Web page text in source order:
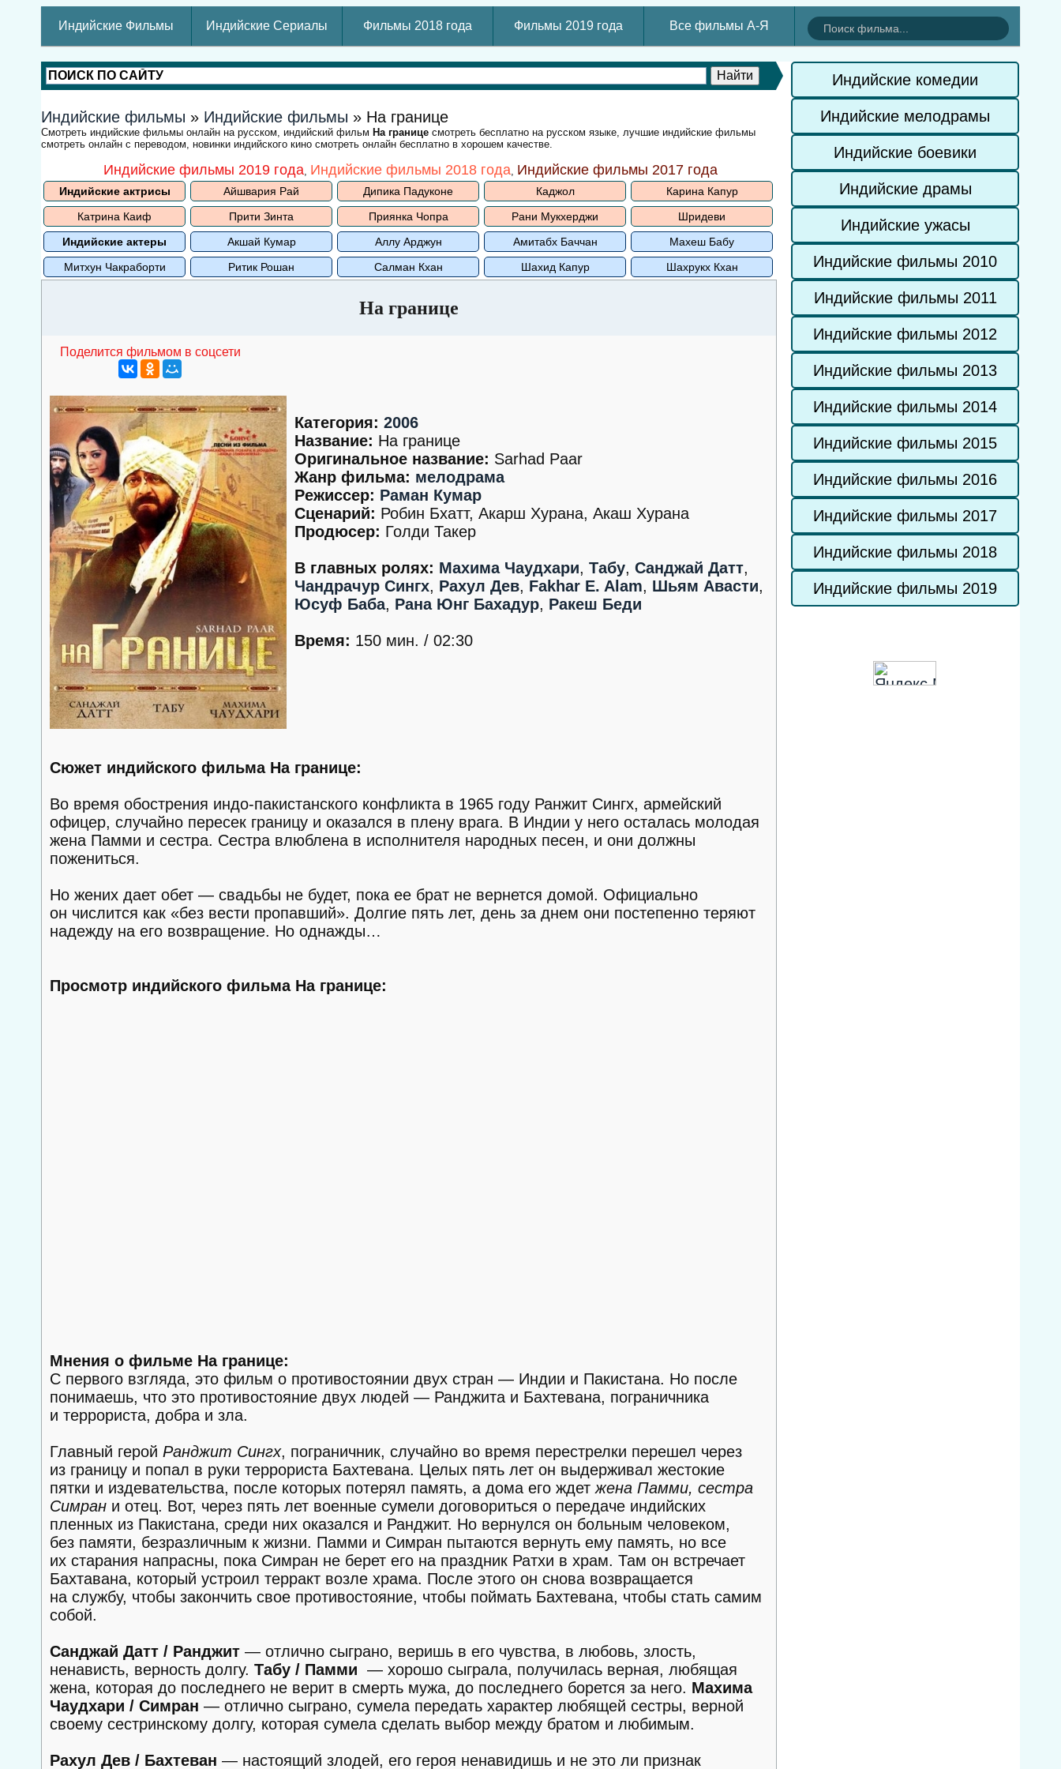
Индийские Фильмы Индийские Сериалы Фильмы 2018 года Фильмы 2019 года Все фильмы А-Я
Индийские фильмы » Индийские фильмы » На границе
Смотреть индийские фильмы онлайн на русском, индийский фильм На границе смотреть бесплатно на русском языке, лучшие индийские фильмы
смотреть онлайн с переводом, новинки индийского кино смотреть онлайн бесплатно в хорошем качестве.
Индийские фильмы 2019 года, Индийские фильмы 2018 года, Индийские фильмы 2017 года
Индийские актрисы Айшвария Рай Дипика Падуконе Каджол
Карина Капур
Катрина Каиф
Прити Зинта Приянка Чопра Рани Мукхерджи
Шридеви
Индийские актеры
Акшай Кумар Аллу Арджун Амитабх Баччан
Махеш Бабу
Митхун Чакраборти
Ритик Рошан Салман Кхан Шахид Капур Шахрукх Кхан
На границе
Поделится фильмом в соцсети
Категория: 2006
Название: На границе
Оригинальное название: Sarhad Paar
Жанр фильма: мелодрама
Режиссер: Раман Кумар
Сценарий: Робин Бхатт, Акарш Хурана, Акаш Хурана
Продюсер: Голди Такер
В главных ролях: Махима Чаудхари, Табу, Санджай Датт,
Чандрачур Сингх, Рахул Дев, Fakhar E. Alam, Шьям Авасти,
Юсуф Баба, Рана Юнг Бахадур, Ракеш Беди
Время: 150 мин. / 02:30
Сюжет индийского фильма На границе:
Во время обострения индо-пакистанского конфликта в 1965 году Ранжит Сингх, армейский
офицер, случайно пересек границу и оказался в плену врага. В Индии у него осталась молодая
жена Памми и сестра. Сестра влюблена в исполнителя народных песен, и они должны
пожениться.
Но жених дает обет — свадьбы не будет, пока ее брат не вернется домой. Официально
он числится как «без вести пропавший». Долгие пять лет, день за днем они постепенно теряют
надежду на его возвращение. Но однажды…
Просмотр индийского фильма На границе:
Мнения о фильме На границе:
С первого взгляда, это фильм о противостоянии двух стран — Индии и Пакистана. Но после
понимаешь, что это противостояние двух людей — Ранджита и Бахтевана, пограничника
и террориста, добра и зла.
Главный герой Ранджит Сингх, пограничник, случайно во время перестрелки перешел через
из границу и попал в руки террориста Бахтевана. Целых пять лет он выдерживал жестокие
пятки и издевательства, после которых потерял память, а дома его ждет жена Памми, сестра
Симран и отец. Вот, через пять лет военные сумели договориться о передаче индийских
пленных из Пакистана, среди них оказался и Ранджит. Но вернулся он больным человеком,
без памяти, безразличным к жизни. Памми и Симран пытаются вернуть ему память, но все
их старания напрасны, пока Симран не берет его на праздник Ратхи в храм. Там он встречает
Бахтавана, который устроил терракт возле храма. После этого он снова возвращается
на службу, чтобы закончить свое противостояние, чтобы поймать Бахтевана, чтобы стать самим
собой.
Санджай Датт / Ранджит — отлично сыграно, веришь в его чувства, в любовь, злость,
ненависть, верность долгу. Табу / Памми — хорошо сыграла, получилась верная, любящая
жена, которая до последнего не верит в смерть мужа, до последнего борется за него. Махима
Чаудхари / Симран — отлично сыграно, сумела передать характер любящей сестры, верной
своему сестринскому долгу, которая сумела сделать выбор между братом и любимым.
Рахул Дев / Бахтеван — настоящий злодей, его героя ненавидишь и не это ли признак
Индийские комедии
Индийские мелодрамы
Индийские боевики
Индийские драмы
Индийские ужасы
Индийские фильмы 2010
Индийские фильмы 2011
Индийские фильмы 2012
Индийские фильмы 2013
Индийские фильмы 2014
Индийские фильмы 2015
Индийские фильмы 2016
Индийские фильмы 2017
Индийские фильмы 2018
Индийские фильмы 2019